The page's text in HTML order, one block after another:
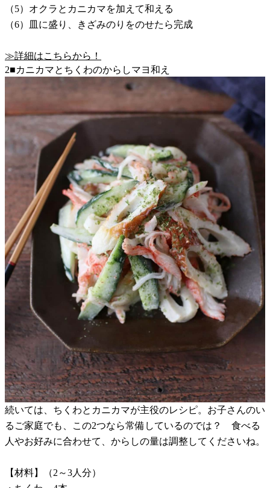
（5）オクラとカニカマを加えて和える
（6）皿に盛り、きざみのりをのせたら完成
≫詳細はこちらから！
2■カニカマとちくわのからしマヨ和え
続いては、ちくわとカニカマが主役のレシピ。お子さんのい
るご家庭でも、この2つなら常備しているのでは？ 食べる
人やお好みに合わせて、からしの量は調整してくださいね。
【材料】（2～3人分）